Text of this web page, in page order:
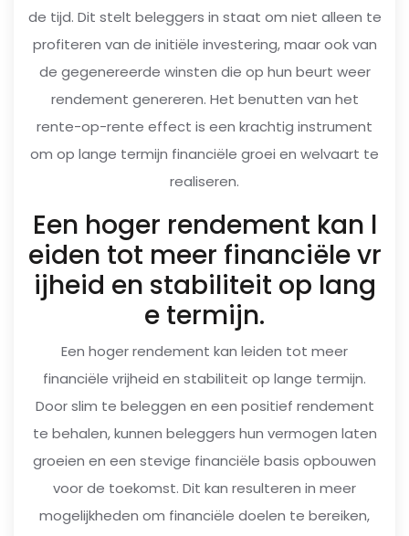
de tijd. Dit stelt beleggers in staat om niet alleen te
profiteren van de initiële investering, maar ook van
de gegenereerde winsten die op hun beurt weer
rendement genereren. Het benutten van het
rente-op-rente effect is een krachtig instrument
om op lange termijn financiële groei en welvaart te
realiseren.
Een hoger rendement kan l
eiden tot meer financiële vr
ijheid en stabiliteit op lang
e termijn.
Een hoger rendement kan leiden tot meer
financiële vrijheid en stabiliteit op lange termijn.
Door slim te beleggen en een positief rendement
te behalen, kunnen beleggers hun vermogen laten
groeien en een stevige financiële basis opbouwen
voor de toekomst. Dit kan resulteren in meer
mogelijkheden om financiële doelen te bereiken,